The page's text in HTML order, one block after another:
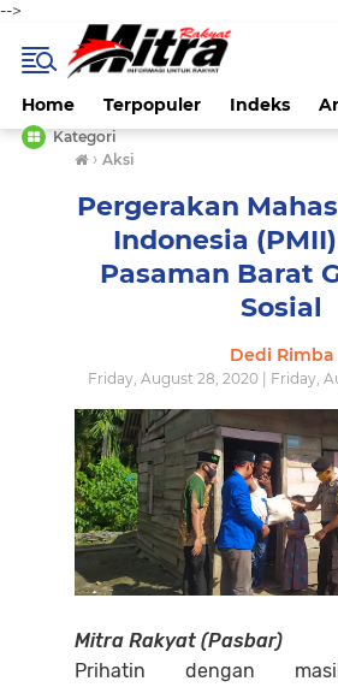
-->
Home Terpopuler Indeks
Kategori
› Aksi
Pergerakan
Indonesia
Pasaman Barat
Sosial
Dedi Rimba
Friday, August 28, 2020 | Friday,
Mitra Rakyat (Pasbar)
Prihatin dengan